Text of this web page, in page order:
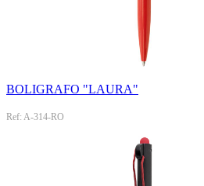
BOLIGRAFO "LAURA"
Ref: A-314-RO